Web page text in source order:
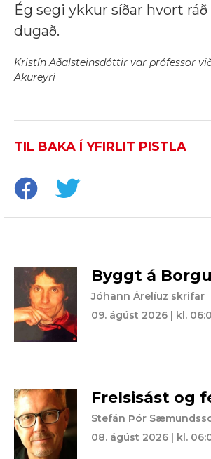
Ég segi ykkur síðar hvort
dugað.
Kristín Aðalsteinsdóttir var prófessor
Akureyri
TIL BAKA Í YFIRLIT PISTLA
Byggt á
Jóhann Árelíuz skrifar
09. ágúst 2026 | kl.
Frelsisást og
Stefán Þór
08. ágúst 2026 | kl.